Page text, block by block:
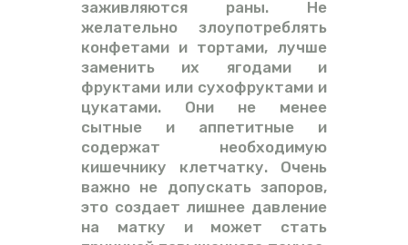
заживляются раны. Не
желательно злоупотреблять
конфетами и тортами, лучше
заменить их ягодами и
фруктами или сухофруктами и
цукатами. Они не менее
сытные и аппетитные и
содержат необходимую
кишечнику клетчатку. Очень
важно не допускать запоров,
это создает лишнее давление
на матку и может стать